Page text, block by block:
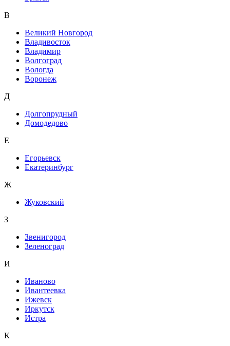
В
Великий Новгород
Владивосток
Владимир
Волгоград
Вологда
Воронеж
Д
Долгопрудный
Домодедово
Е
Егорьевск
Екатеринбург
Ж
Жуковский
З
Звенигород
Зеленоград
И
Иваново
Ивантеевка
Ижевск
Иркутск
Истра
К